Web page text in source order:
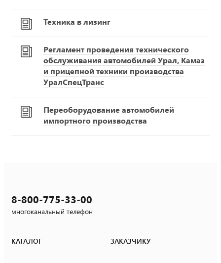
Техника в лизинг
Регламент проведения технического
обслуживания автомобилей Урал, Камаз
и прицепной техники производства
УралСпецТранс
Переоборудование автомобилей
импортного производства
8-800-775-33-00
многоканальный телефон
КАТАЛОГ ЗАКАЗЧИКУ